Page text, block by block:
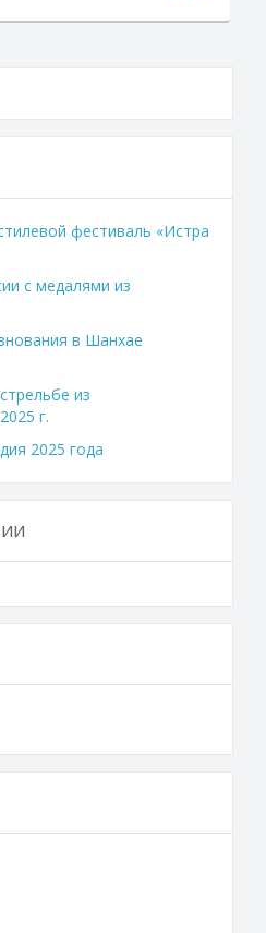
фестиваль «Истра
с медалями из
в Шанхае
из
г.
2025 года